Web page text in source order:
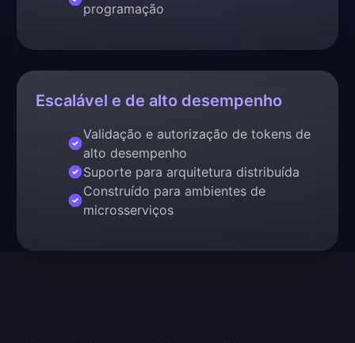
programação
Escalável e de alto desempenho
Validação e autorização de tokens de
alto desempenho
Suporte para arquitetura distribuída
Construído para ambientes de
microsserviços